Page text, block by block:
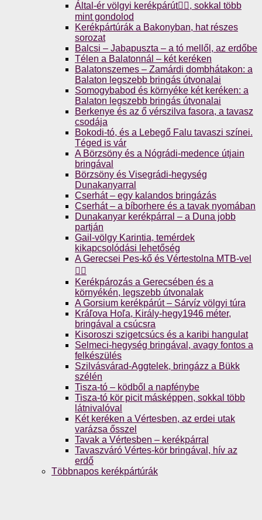
Által-ér völgyi kerékpárút🚴‍♀️, sokkal több
mint gondolod
Kerékpártúrák a Bakonyban, hat részes
sorozat
Balcsi – Jabapuszta – a tó mellől, az erdőbe
Télen a Balatonnál – két keréken
Balatonszemes – Zamárdi dombhátakon: a
Balaton legszebb bringás útvonalai
Somogybabod és környéke két keréken: a
Balaton legszebb bringás útvonalai
Berkenye és az ő vérszilva fasora, a tavasz
csodája
Bokodi-tó, és a Lebegő Falu tavaszi színei.
Téged is vár
A Börzsöny és a Nógrádi-medence útjain
bringával
Börzsöny és Visegrádi-hegység
Dunakanyarral
Cserhát – egy kalandos bringázás
Cserhát – a bíborhere és a tavak nyomában
Dunakanyar kerékpárral – a Duna jobb
partján
Gail-völgy Karintia, temérdek
kikapcsolódási lehetőség
A Gerecsei Pes-kő és Vértestolna MTB-vel
🚴‍♀️
Kerékpározás a Gerecsében és a
környékén, legszebb útvonalak
A Gorsium kerékpárút – Sárvíz völgyi túra
Kráľova Hoľa, Király-hegy1946 méter,
bringával a csúcsra
Kisoroszi szigetcsúcs és a karibi hangulat
Selmeci-hegység bringával, avagy fontos a
felkészülés
Szilvásvárad-Aggtelek, bringázz a Bükk
szélén
Tisza-tó – ködből a napfénybe
Tisza-tó kör picit másképpen, sokkal több
látnivalóval
Két keréken a Vértesben, az erdei utak
varázsa ősszel
Tavak a Vértesben – kerékpárral
Tavaszváró Vértes-kör bringával, hív az
erdő
Többnapos kerékpártúrák